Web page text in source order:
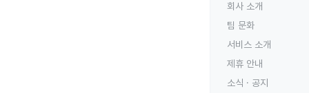
회사 소개
팀 문화
서비스 소개
제휴 안내
소식 · 공지